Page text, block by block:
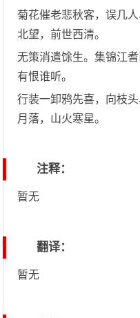
菊花催老悲秋客，误几
北望，前世西清。
无策消遣馀生。集锦江
有恨谁听。
行装一卸鸦先喜，向枝
月落，山火寒星。
注释：
暂无
翻译：
暂无